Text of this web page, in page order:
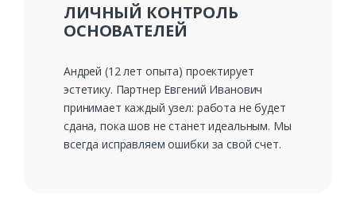
ЛИЧНЫЙ КОНТРОЛЬ
ОСНОВАТЕЛЕЙ
Андрей (12 лет опыта) проектирует
эстетику. Партнер Евгений Иванович
принимает каждый узел: работа не будет
сдана, пока шов не станет идеальным. Мы
всегда исправляем ошибки за свой счет.